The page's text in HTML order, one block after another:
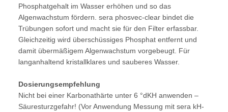
Phosphatgehalt im Wasser erhöhen und so das
Algenwachstum fördern. sera phosvec-clear bindet die
Trübungen sofort und macht sie für den Filter erfassbar.
Gleichzeitig wird überschüssiges Phosphat entfernt und
damit übermäßigem Algenwachstum vorgebeugt. Für
langanhaltend kristallklares und sauberes Wasser.
Dosierungsempfehlung
Nicht bei einer Karbonathärte unter 6 °dKH anwenden –
Säuresturzgefahr! (Vor Anwendung Messung mit sera kH-